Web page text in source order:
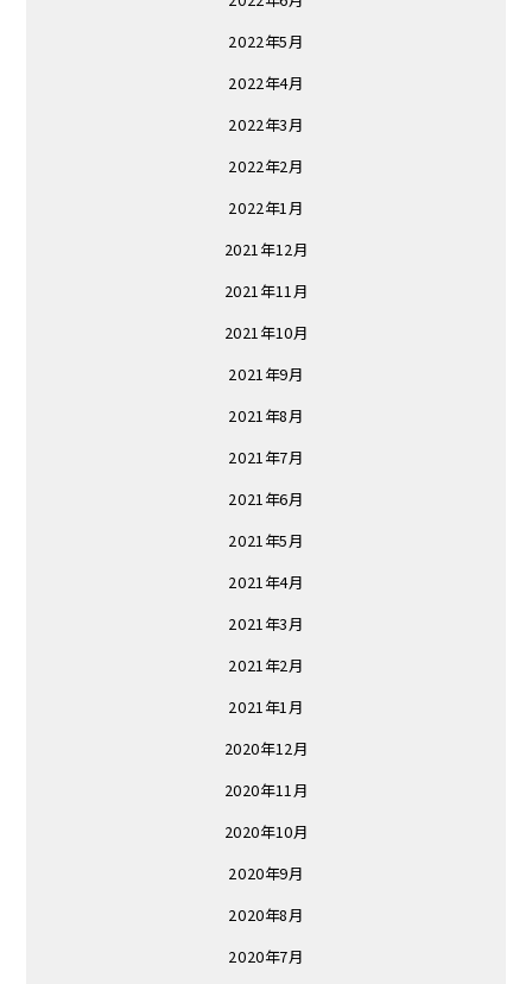
2022年5月
2022年4月
2022年3月
2022年2月
2022年1月
2021年12月
2021年11月
2021年10月
2021年9月
2021年8月
2021年7月
2021年6月
2021年5月
2021年4月
2021年3月
2021年2月
2021年1月
2020年12月
2020年11月
2020年10月
2020年9月
2020年8月
2020年7月